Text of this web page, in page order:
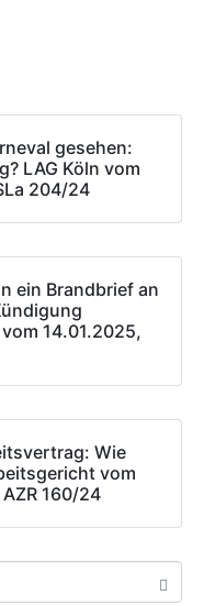
gesehen:
LAG Köln vom
204/24
ein Brandbrief an
14.01.2025,
Wie
vom
160/24